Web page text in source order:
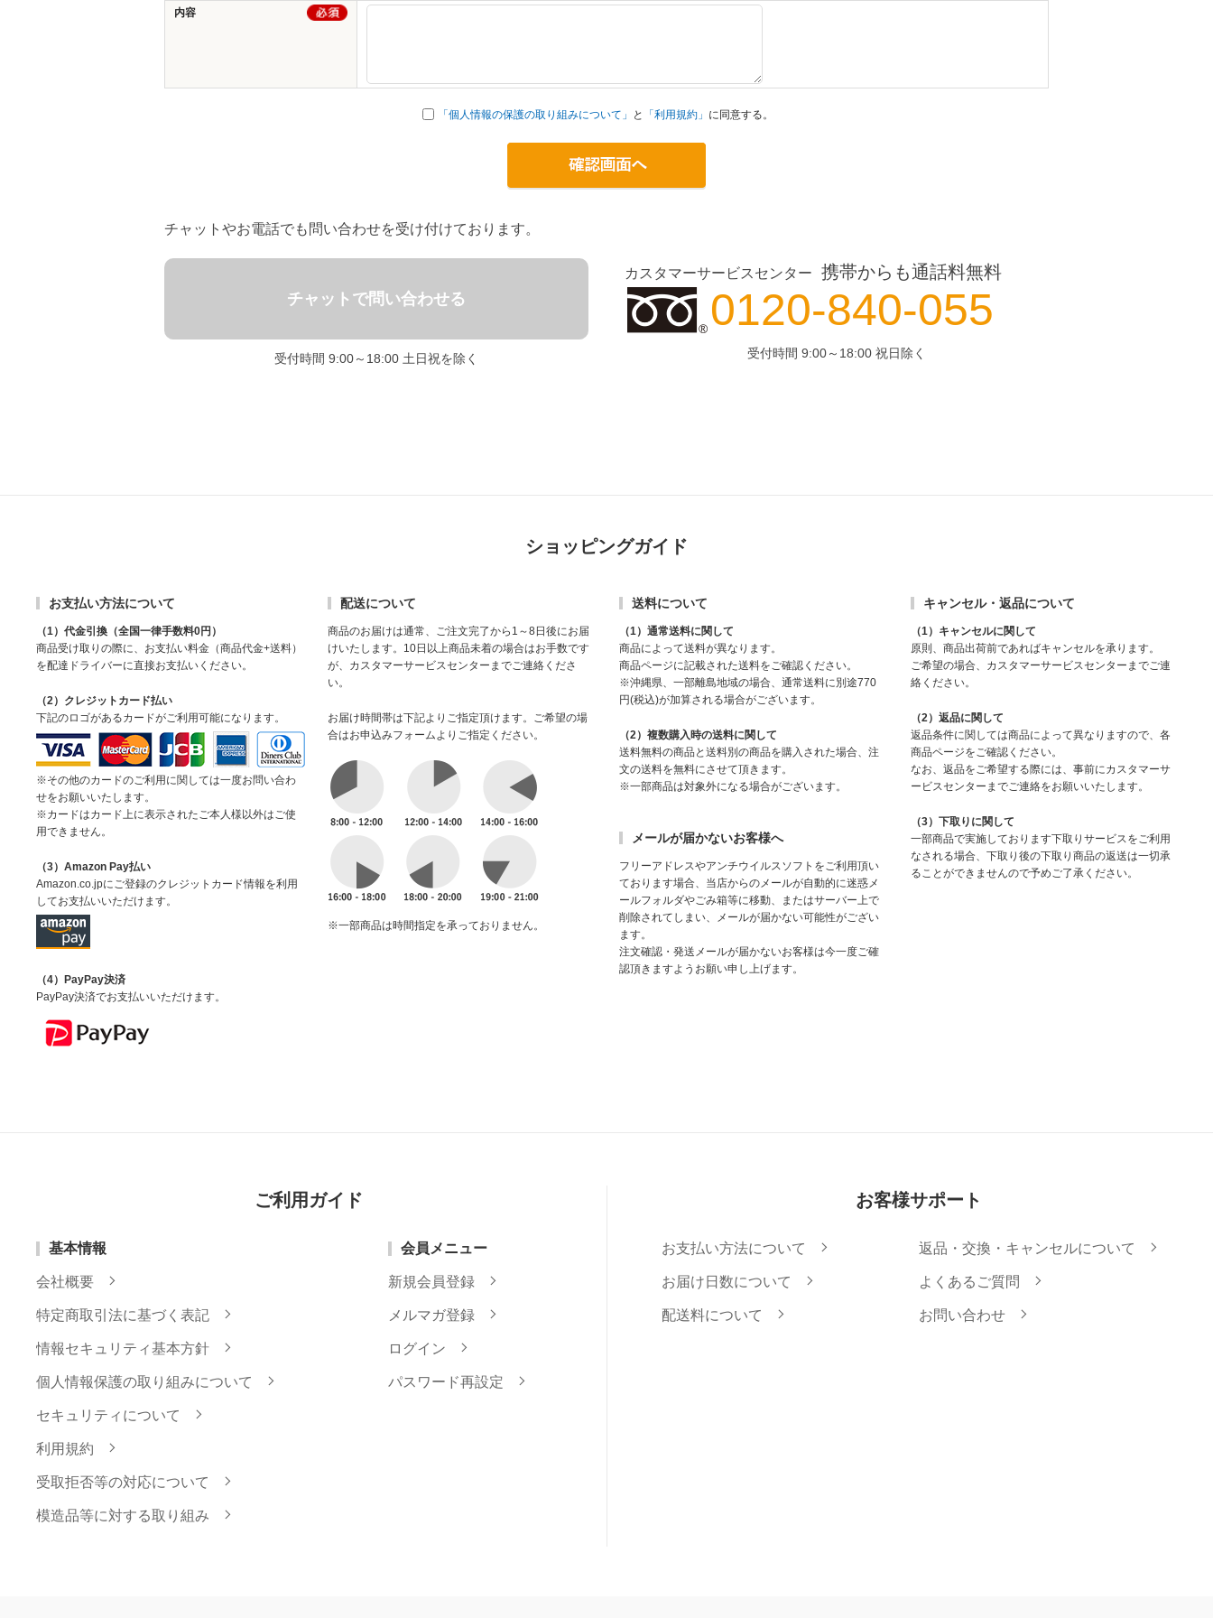
内容
「個人情報の保護の取り組みについて」 と 「利用規約」 に同意する。
チャットやお電話でも問い合わせを受け付けております。
チャットで問い合わせる
受付時間 9:00～18:00 土日祝を除く
カスタマーサービスセンター 携帯からも通話料無料
0120-840-055
受付時間 9:00～18:00 祝日除く
ショッピングガイド
お支払い方法について
（1）代金引換（全国一律手数料0円）
商品受け取りの際に、お支払い料金（商品代金+送料）
を配達ドライバーに直接お支払いください。
（2）クレジットカード払い
下記のロゴがあるカードがご利用可能になります。
※その他のカードのご利用に関しては一度お問い合わ
せをお願いいたします。
※カードはカード上に表示されたご本人様以外はご使
用できません。
（3）Amazon Pay払い
Amazon.co.jpにご登録のクレジットカード情報を利用
してお支払いいただけます。
（4）PayPay決済
PayPay決済でお支払いいただけます。
配送について
商品のお届けは通常、ご注文完了から1～8日後にお届
けいたします。10日以上商品未着の場合はお手数です
が、カスタマーサービスセンターまでご連絡くださ
い。
お届け時間帯は下記よりご指定頂けます。ご希望の場
合はお申込みフォームよりご指定ください。
※一部商品は時間指定を承っておりません。
送料について
（1）通常送料に関して
商品によって送料が異なります。
商品ページに記載された送料をご確認ください。
※沖縄県、一部離島地域の場合、通常送料に別途770
円(税込)が加算される場合がございます。
（2）複数購入時の送料に関して
送料無料の商品と送料別の商品を購入された場合、注
文の送料を無料にさせて頂きます。
※一部商品は対象外になる場合がございます。
メールが届かないお客様へ
フリーアドレスやアンチウイルスソフトをご利用頂い
ております場合、当店からのメールが自動的に迷惑メ
ールフォルダやごみ箱等に移動、またはサーバー上で
削除されてしまい、メールが届かない可能性がござい
ます。
注文確認・発送メールが届かないお客様は今一度ご確
認頂きますようお願い申し上げます。
キャンセル・返品について
（1）キャンセルに関して
原則、商品出荷前であればキャンセルを承ります。
ご希望の場合、カスタマーサービスセンターまでご連
絡ください。
（2）返品に関して
返品条件に関しては商品によって異なりますので、各
商品ページをご確認ください。
なお、返品をご希望する際には、事前にカスタマーサ
ービスセンターまでご連絡をお願いいたします。
（3）下取りに関して
一部商品で実施しております下取りサービスをご利用
なされる場合、下取り後の下取り商品の返送は一切承
ることができませんので予めご了承ください。
ご利用ガイド
基本情報
会社概要
特定商取引法に基づく表記
情報セキュリティ基本方針
個人情報保護の取り組みについて
セキュリティについて
利用規約
受取拒否等の対応について
模造品等に対する取り組み
会員メニュー
新規会員登録
メルマガ登録
ログイン
パスワード再設定
お客様サポート
お支払い方法について 返品・交換・キャンセルについて
お届け日数について よくあるご質問
配送料について お問い合わせ